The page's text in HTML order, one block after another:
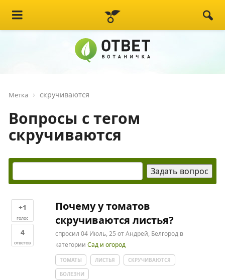
Метка скручиваются
Вопросы с тегом
скручиваются
+1
голос
4
ответов
Почему у томатов
скручиваются листья?
спросил 04 Июль, 25 отАндрей, Белгород в
категорииСад и огород
ТОМАТЫ ЛИСТЬЯ
СКРУЧИВАЮТСЯ
БОЛЕЗНИ